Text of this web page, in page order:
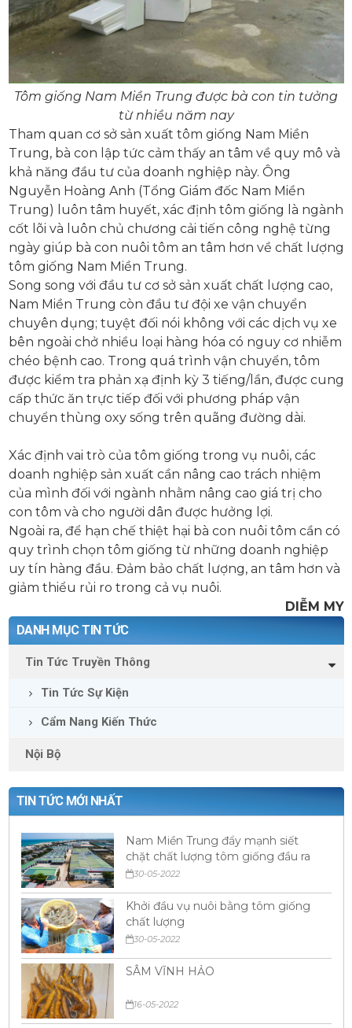
Tôm giống Nam Miền Trung được bà con tin tưởng
từ nhiều năm nay
Tham quan cơ sở sản xuất tôm giống Nam Miền
Trung, bà con lập tức cảm thấy an tâm về quy mô và
khả năng đầu tư của doanh nghiệp này. Ông
Nguyễn Hoàng Anh (Tổng Giám đốc Nam Miền
Trung) luôn tâm huyết, xác định tôm giống là ngành
cốt lõi và luôn chủ chương cải tiến công nghệ từng
ngày giúp bà con nuôi tôm an tâm hơn về chất lượng
tôm giống Nam Miền Trung.
Song song với đầu tư cơ sở sản xuất chất lượng cao,
Nam Miền Trung còn đầu tư đội xe vận chuyển
chuyên dụng; tuyệt đối nói không với các dịch vụ xe
bên ngoài chở nhiều loại hàng hóa có nguy cơ nhiễm
chéo bệnh cao. Trong quá trình vận chuyển, tôm
được kiểm tra phản xạ định kỳ 3 tiếng/lần, được cung
cấp thức ăn trực tiếp đối với phương pháp vận
chuyển thùng oxy sống trên quãng đường dài.
Xác định vai trò của tôm giống trong vụ nuôi, các
doanh nghiệp sản xuất cần nâng cao trách nhiệm
của mình đối với ngành nhằm nâng cao giá trị cho
con tôm và cho người dân được hưởng lợi.
Ngoài ra, để hạn chế thiệt hại bà con nuôi tôm cần có
quy trình chọn tôm giống từ những doanh nghiệp
uy tín hàng đầu. Đảm bảo chất lượng, an tâm hơn và
giảm thiểu rủi ro trong cả vụ nuôi.
DIỄM MY
DANH MỤC TIN TỨC
Tin Tức Truyền Thông
Tin Tức Sự Kiện
Cẩm Nang Kiến Thức
Nội Bộ
TIN TỨC MỚI NHẤT
Nam Miền Trung đẩy mạnh siết
chặt chất lượng tôm giống đầu ra
30-05-2022
Khởi đầu vụ nuôi bằng tôm giống
chất lượng
30-05-2022
SÂM VĨNH HẢO
16-05-2022